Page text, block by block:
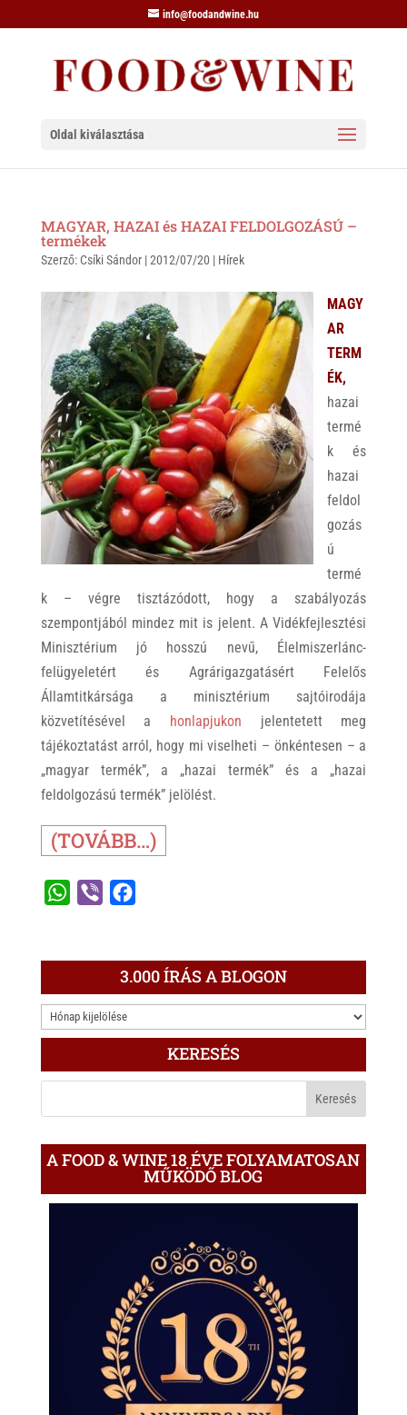
info@foodandwine.hu
Oldal kiválasztása
MAGYAR, HAZAI és HAZAI FELDOLGOZÁSÚ –
termékek
Szerző: Csíki Sándor|2012/07/20 | Hírek
MAGY
AR
TERM
ÉK,
hazai
termé
k és
hazai
feldol
gozás
ú
termé
k – végre tisztázódott, hogy a szabályozás
szempontjából mindez mit is jelent. A Vidékfejlesztési
Minisztérium jó hosszú nevű, Élelmiszerlánc-
felügyeletért és Agrárigazgatásért Felelős
Államtitkársága a minisztérium sajtóirodája
közvetítésével a honlapjukon jelentetett meg
tájékoztatást arról, hogy mi viselheti – önkéntesen – a
„magyar termék”, a „hazai termék” és a „hazai
feldolgozású termék” jelölést.
(TOVÁBB…)
s
A
p
r
e
b
k
3.000 ÍRÁS A BLOGON
3.000
ÍRÁS
BLOGON
KERESÉS
A FOOD & WINE 18 ÉVE FOLYAMATOSAN
MŰKÖDŐ BLOG